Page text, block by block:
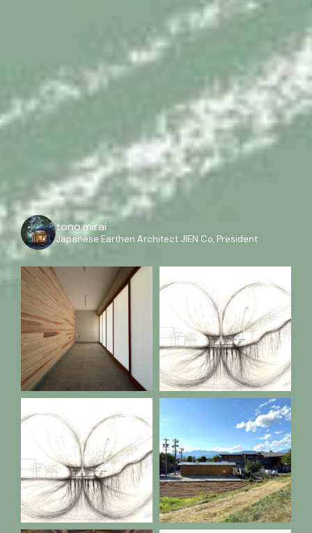
tono.mirai
Japanese Earthen Architect JIEN Co, President